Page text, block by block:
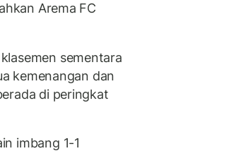
Arema FC
sementara
kemenangan dan
di peringkat
imbang 1-1